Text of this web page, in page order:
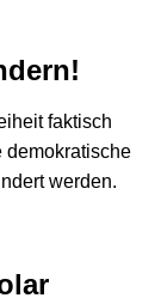
faktisch
demokratische
werden.